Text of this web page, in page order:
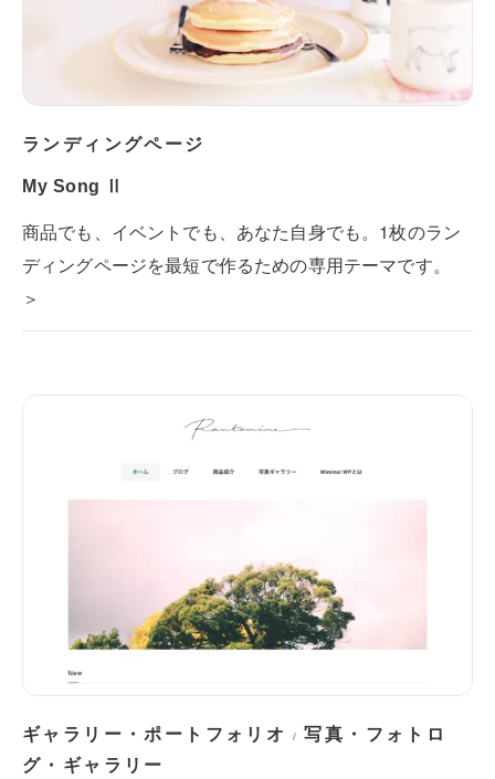
ランディングページ
My Song Ⅱ
商品でも、イベントでも、あなた自身でも。1枚のラン
ディングページを最短で作るための専用テーマです。
＞
ギャラリー・ポートフォリオ /写真・フォトロ
グ・ギャラリー